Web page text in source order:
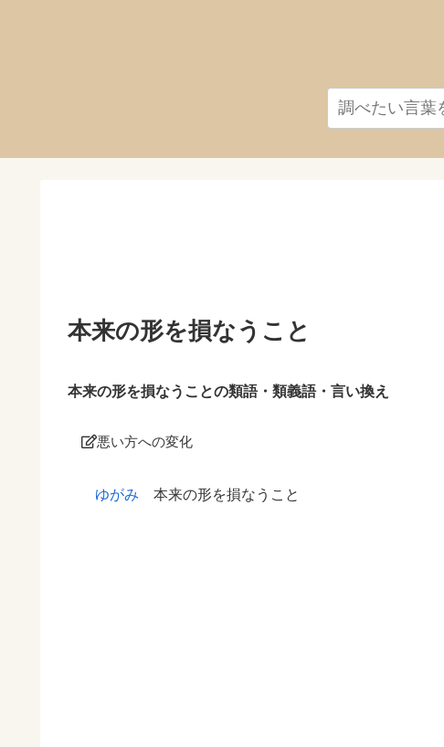
本来の形を損なうこと
本来の形を損なうことの類語・類義語・言い換え
悪い方への変化
ゆがみ 本来の形を損なうこと